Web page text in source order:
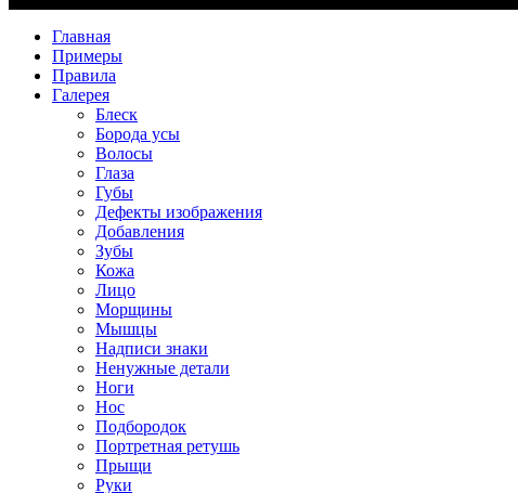
Главная
Примеры
Правила
Галерея
Блеск
Борода усы
Волосы
Глаза
Губы
Дефекты изображения
Добавления
Зубы
Кожа
Лицо
Морщины
Мышцы
Надписи знаки
Ненужные детали
Ноги
Нос
Подбородок
Портретная ретушь
Прыщи
Руки